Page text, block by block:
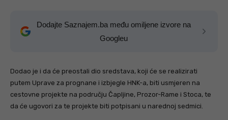
Dodajte Saznajem.ba među omiljene izvore na
Googleu
Dodao je i da će preostali dio sredstava, koji će se realizirati
putem Uprave za prognane i izbjegle HNK-a, biti usmjeren na
cestovne projekte na području Čapljine, Prozor-Rame i Stoca, te
da će ugovori za te projekte biti potpisani u narednoj sedmici.